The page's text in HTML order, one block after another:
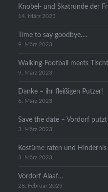
Knobel- und Skatrunde der
14. März 2023
Time to say goodbye….
9. März 2023
Walking-Football meets
9. März 2023
Danke – ihr fleißigen Putzer!
6. März 2023
Save the date – Vordorf
3. März 2023
Kostüme raten und
3. März 2023
Vordorf Alaaf…
28. Februar 2023